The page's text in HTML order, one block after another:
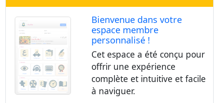
Bienvenue dans votre
espace membre
personnalisé !
Cet espace a été conçu pour
offrir une expérience
complète et intuitive et facile
à naviguer.